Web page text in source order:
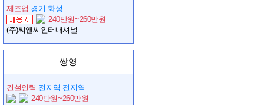
제조업 경기 화성
240만원~260만원
(주)씨앤씨인터내셔널 화장품 생산현장 생산직 모집 (동탄)
쌍영
건설인력 전지역 전지역
240만원~260만원